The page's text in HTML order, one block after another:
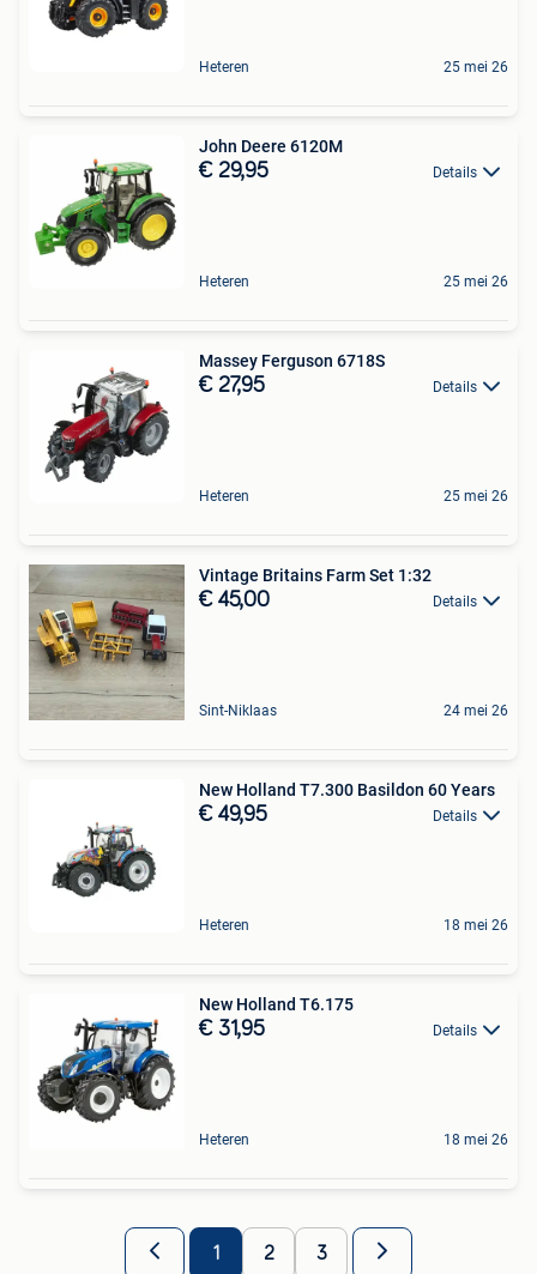
Heteren 25 mei 26
John Deere 6120M
€ 29,95 Details
Heteren 25 mei 26
Massey Ferguson 6718S
€ 27,95 Details
Heteren 25 mei 26
Vintage Britains Farm Set 1:32
€ 45,00 Details
Sint-Niklaas 24 mei 26
New Holland T7.300 Basildon 60 Years
€ 49,95 Details
Heteren 18 mei 26
New Holland T6.175
€ 31,95 Details
Heteren 18 mei 26
1 2 3